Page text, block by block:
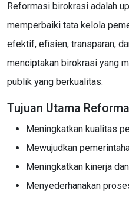
Reformasi birokrasi adalah
memperbaiki tata kelola
efektif, efisien, transparan,
menciptakan birokrasi yang
publik yang berkualitas.
Tujuan Utama
Meningkatkan kualitas
Mewujudkan
Meningkatkan kinerja
Menyederhanakan